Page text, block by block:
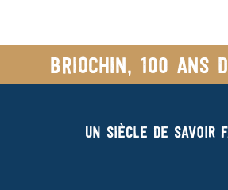
Briochin, 100 ans
Un siècle de savoir